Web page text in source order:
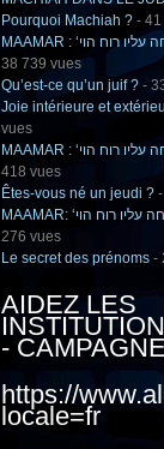
Pourquoi Machiah ? -
38 739 vues
Qu’est-ce qu’un juif ? -
Joie intérieure et
vues
418 vues
Êtes-vous né un jeudi ?
276 vues
Le secret des prénoms -
AIDEZ LES
-
https://
locale=fr